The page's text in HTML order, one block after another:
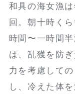
和具の海女漁
回。朝十時く
時間〜一時間
は、乱獲を防
力を考慮して
し、冷えた体